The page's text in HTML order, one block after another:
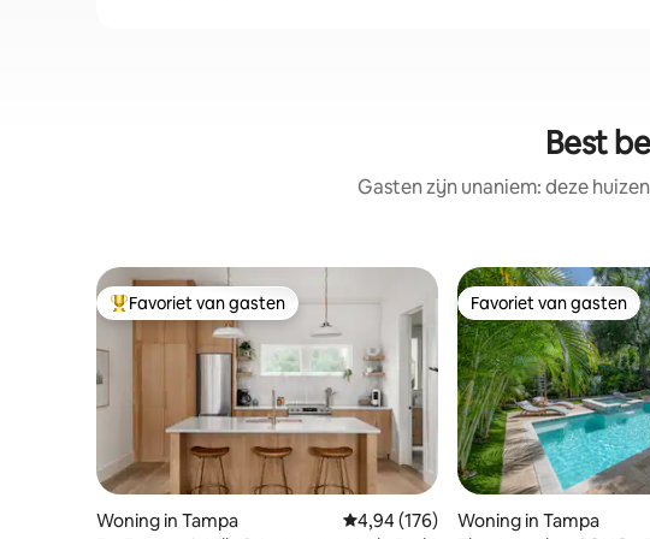
Best
Gasten zijn unaniem: deze
Topfavoriet van gasten
Favoriet van gasten
Woning in Tampa Gemiddelde beoordeling van 4,94
4,94 (176)
Favoriet van gasten
Favoriet van gasten
Woning in Tampa